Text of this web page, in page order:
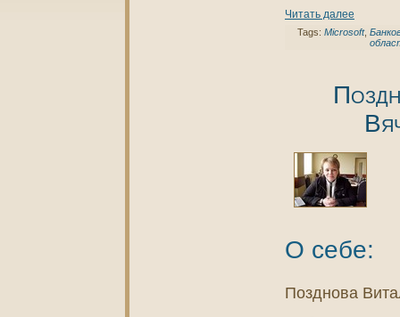
Читать далее
Tags: Microsoft,
О себе:
Позднова